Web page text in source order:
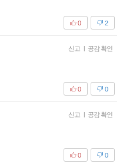
2
0
신고 | 공감 확인
0
0
신고 | 공감 확인
0
0